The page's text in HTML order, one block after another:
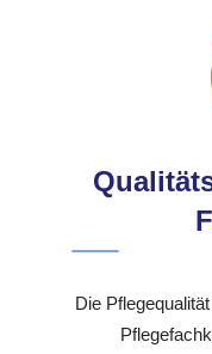
Die